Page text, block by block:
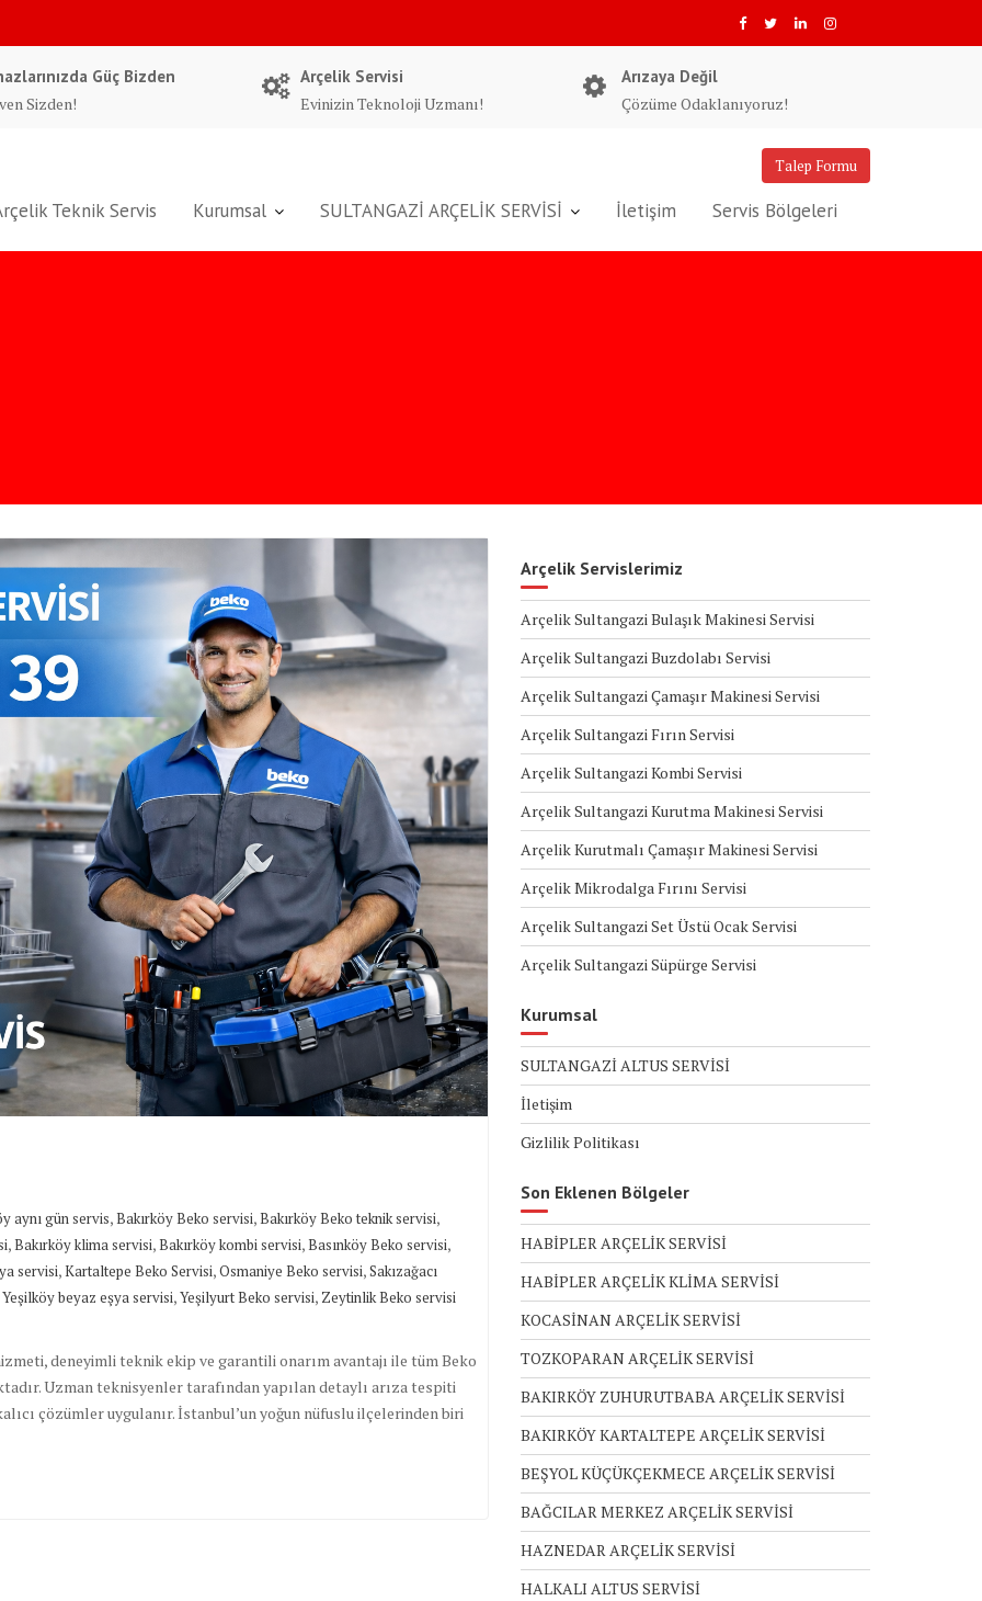
Güç Bizden
Sizden!
Arçelik Servisi
Evinizin Teknoloji Uzmanı!
Arızaya Değil
Çözüme Odaklanıyoruz!
Talep Formu
Teknik Servis Kurumsal SULTANGAZİ ARÇELİK SERVİSİ İletişim Servis Bölgeleri
aynı gün servis,Bakırköy Beko servisi,Bakırköy Beko teknik servisi,
,Bakırköy klima servisi,Bakırköy kombi servisi,Basınköy Beko servisi,
servisi,Kartaltepe Beko Servisi,Osmaniye Beko servisi,Sakızağacı
Yeşilköy beyaz eşya servisi,Yeşilyurt Beko servisi, Zeytinlik Beko servisi
deneyimli teknik ekip ve garantili onarım avantajı ile tüm Beko
Uzman teknisyenler tarafından yapılan detaylı arıza tespiti
çözümler uygulanır. İstanbul’un yoğun nüfuslu ilçelerinden biri
Arçelik Servislerimiz
Arçelik Sultangazi Bulaşık Makinesi Servisi
Arçelik Sultangazi Buzdolabı Servisi
Arçelik Sultangazi Çamaşır Makinesi Servisi
Arçelik Sultangazi Fırın Servisi
Arçelik Sultangazi Kombi Servisi
Arçelik Sultangazi Kurutma Makinesi Servisi
Arçelik Kurutmalı Çamaşır Makinesi Servisi
Arçelik Mikrodalga Fırını Servisi
Arçelik Sultangazi Set Üstü Ocak Servisi
Arçelik Sultangazi Süpürge Servisi
Kurumsal
SULTANGAZİ ALTUS SERVİSİ
İletişim
Gizlilik Politikası
Son Eklenen Bölgeler
HABİPLER ARÇELİK SERVİSİ
HABİPLER ARÇELİK KLİMA SERVİSİ
KOCASİNAN ARÇELİK SERVİSİ
TOZKOPARAN ARÇELİK SERVİSİ
BAKIRKÖY ZUHURUTBABA ARÇELİK SERVİSİ
BAKIRKÖY KARTALTEPE ARÇELİK SERVİSİ
BEŞYOL KÜÇÜKÇEKMECE ARÇELİK SERVİSİ
BAĞCILAR MERKEZ ARÇELİK SERVİSİ
HAZNEDAR ARÇELİK SERVİSİ
HALKALI ALTUS SERVİSİ